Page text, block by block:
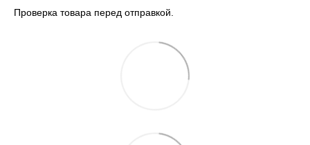
Проверка товара перед отправкой.